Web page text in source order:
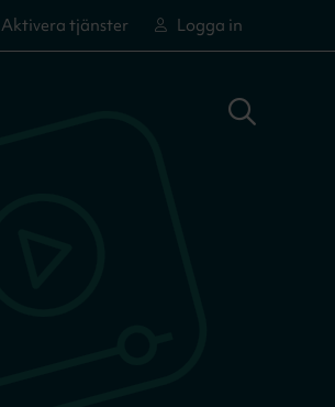
Aktivera tjänster Logga in